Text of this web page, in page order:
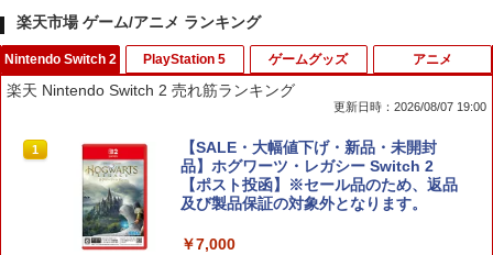
楽天市場 ゲーム/アニメ ランキング
Nintendo Switch 2
楽天 Nintendo Switch 2 売れ筋ランキング
更新日時：2026/08/07 19:00
1
【SALE・大幅値下げ・新品・未開封
品】ホグワーツ・レガシー Switch 2
【ポスト投函】※セール品のため、返品
及び製品保証の対象外となります。
￥7,000
PlayStation 5 ゲームグッズ アニメ